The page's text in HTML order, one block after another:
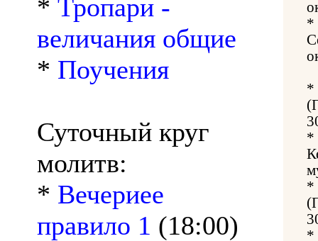
* Тропари -
величания общие
* Поучения
Суточный круг
молитв:
* Вечериее
правило 1 (18:00)
*
*
*
*
*